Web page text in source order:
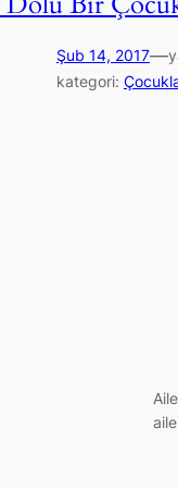
Şub 14, 2017—
kategori: